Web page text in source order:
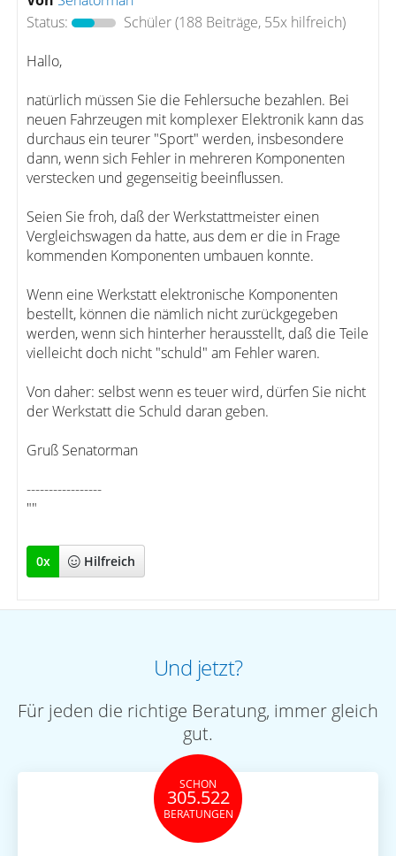
Status:
Schüler(188 Beiträge, 55x hilfreich)
Hallo,
natürlich müssen Sie die Fehlersuche bezahlen. Bei
neuen Fahrzeugen mit komplexer Elektronik kann das
durchaus ein teurer "Sport" werden, insbesondere
dann, wenn sich Fehler in mehreren Komponenten
verstecken und gegenseitig beeinflussen.
Seien Sie froh, daß der Werkstattmeister einen
Vergleichswagen da hatte, aus dem er die in Frage
kommenden Komponenten umbauen konnte.
Wenn eine Werkstatt elektronische Komponenten
bestellt, können die nämlich nicht zurückgegeben
werden, wenn sich hinterher herausstellt, daß die Teile
vielleicht doch nicht "schuld" am Fehler waren.
Von daher: selbst wenn es teuer wird, dürfen Sie nicht
der Werkstatt die Schuld daran geben.
Gruß Senatorman
-----------------
""
0x Hilfreich
Und jetzt?
Für jeden die richtige Beratung, immer gleich
gut.
SCHON
305.522
BERATUNGEN